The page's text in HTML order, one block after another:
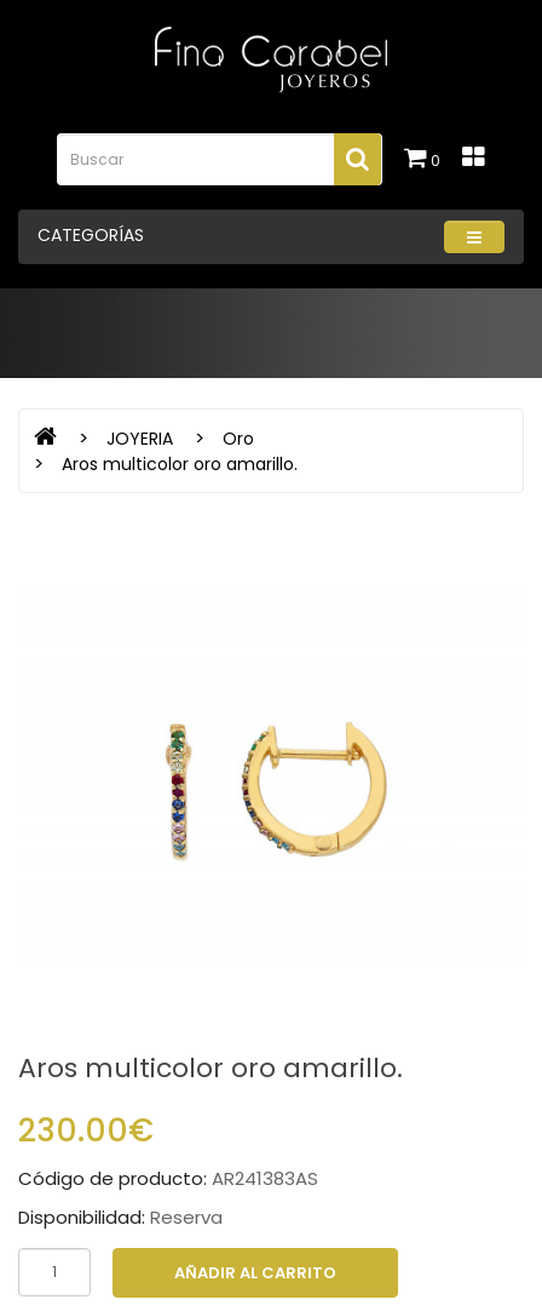
0
CATEGORÍAS
JOYERIA
Oro
Aros multicolor oro amarillo.
Aros multicolor oro amarillo.
230.00€
Código de producto: AR241383AS
Disponibilidad: Reserva
AÑADIR AL CARRITO